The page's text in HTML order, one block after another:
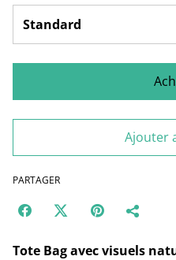
Ajouter
PARTAGER
Tote Bag avec visuels